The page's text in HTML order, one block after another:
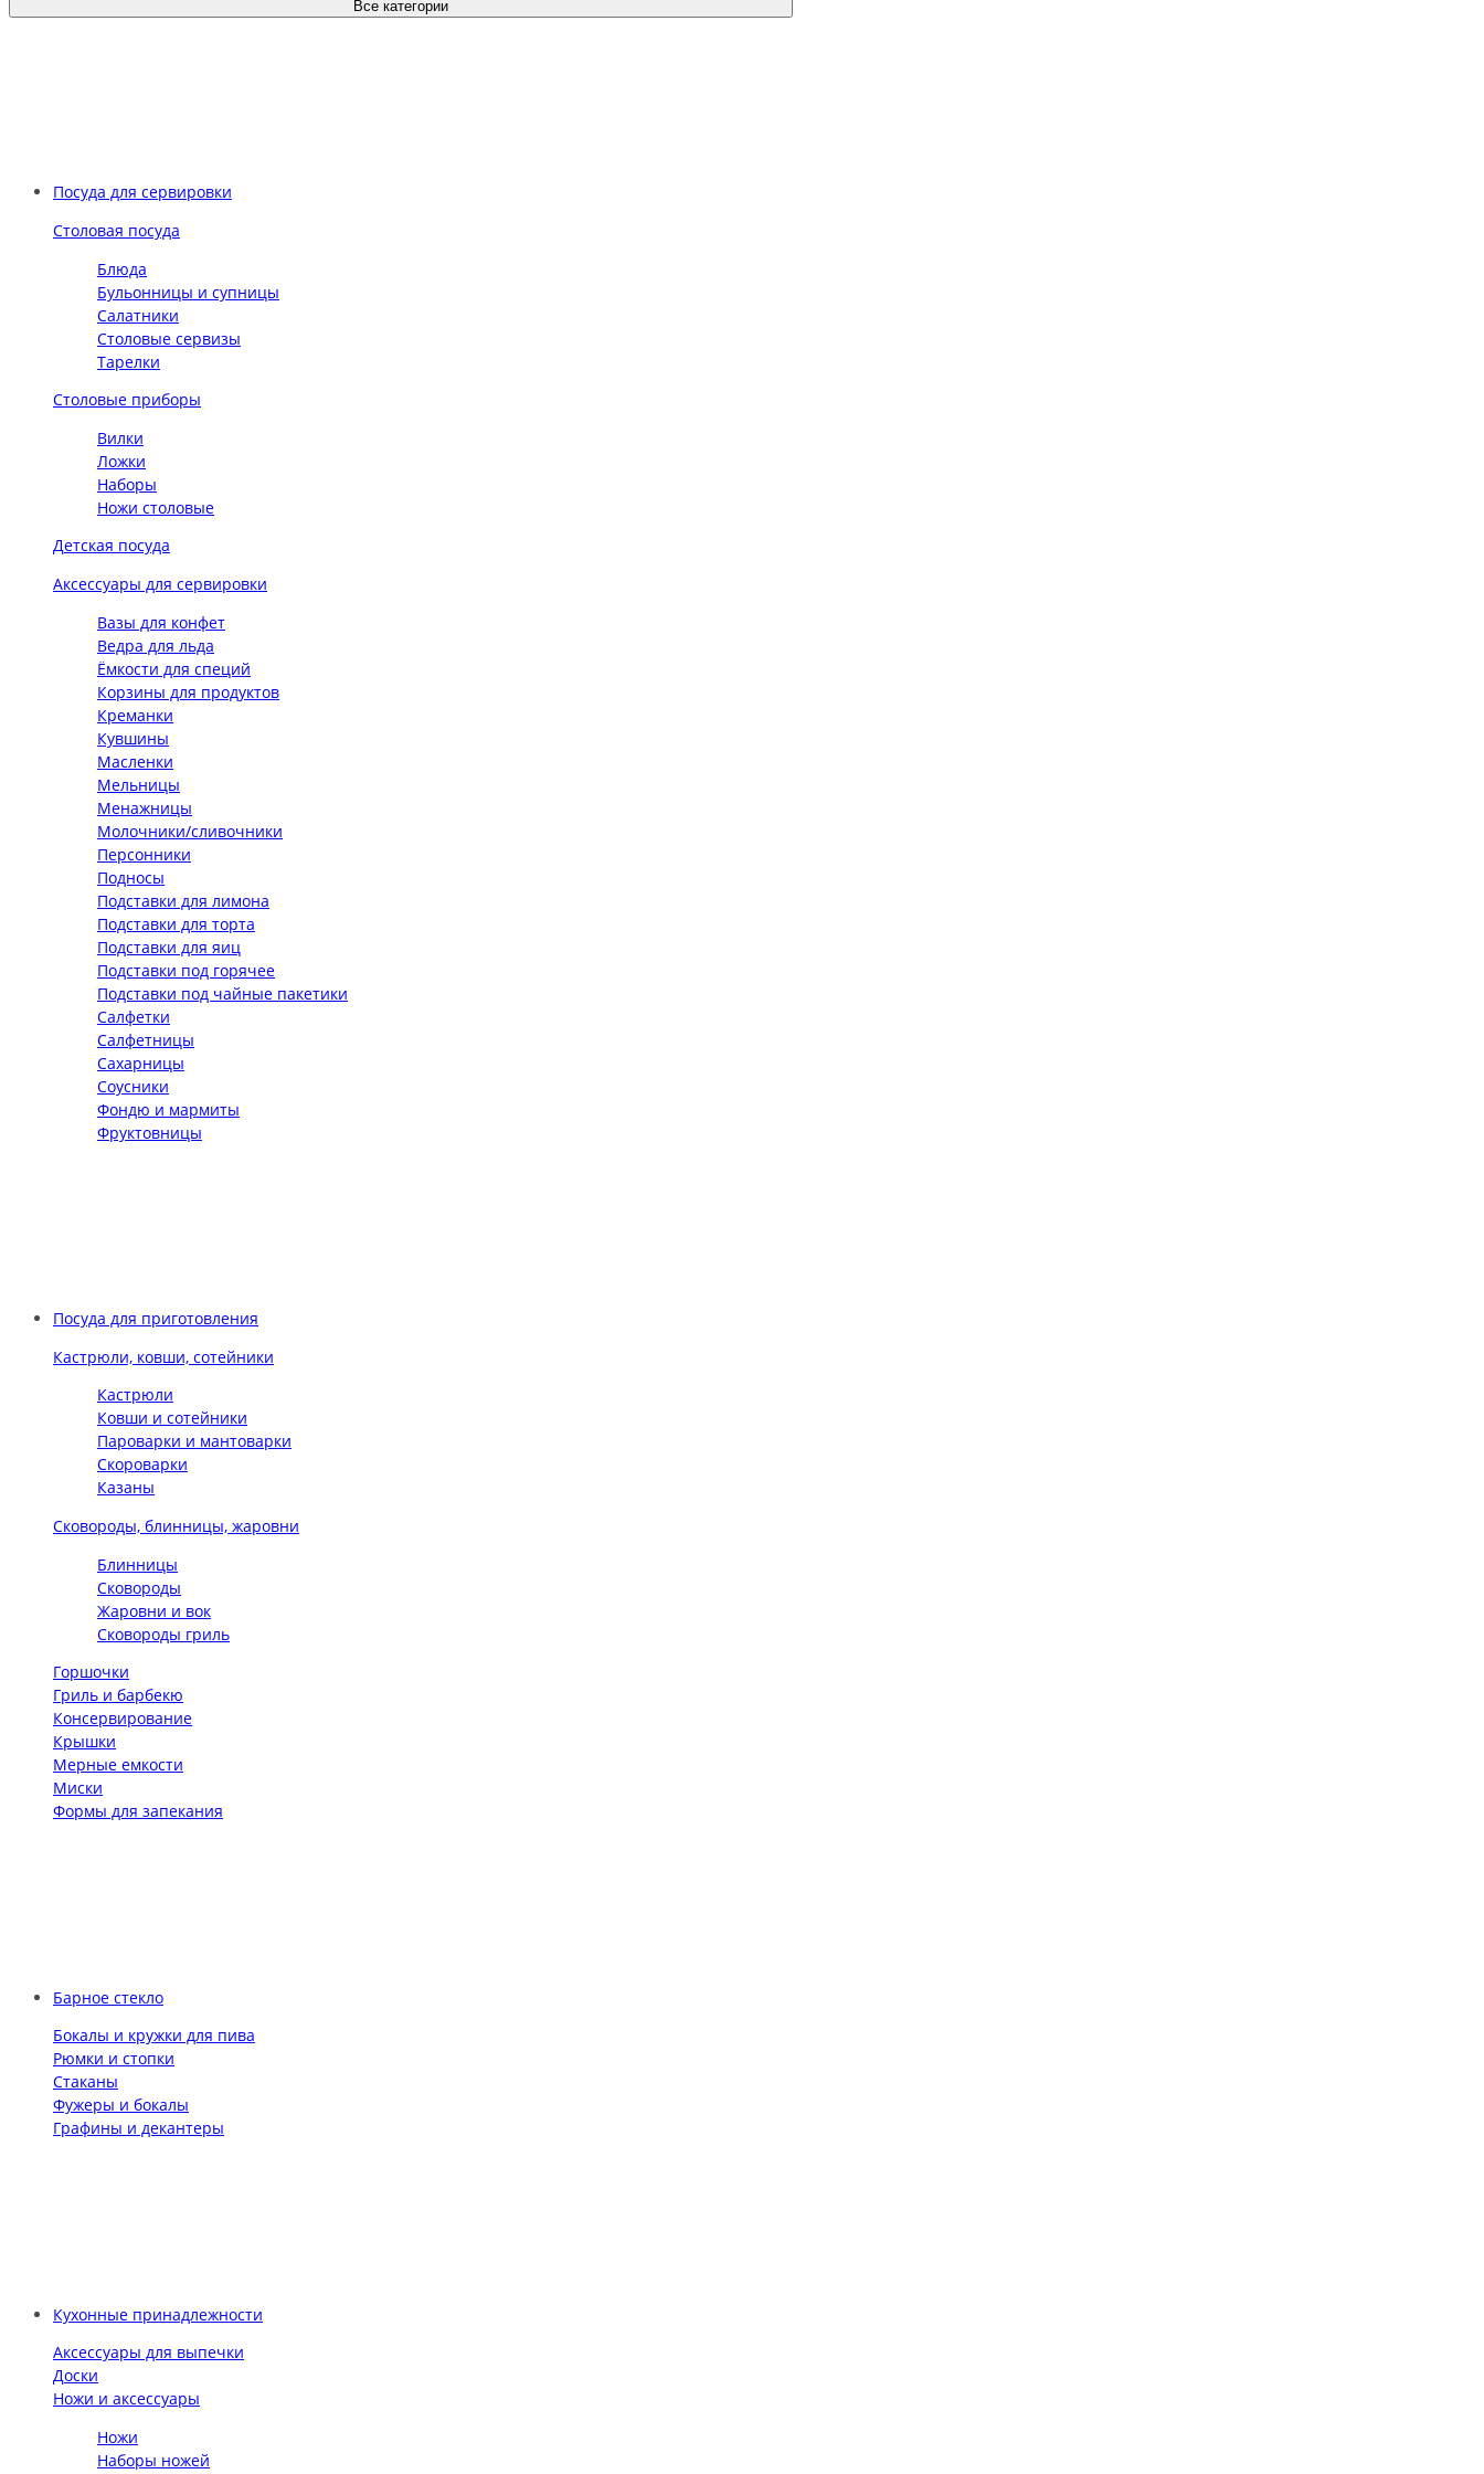
Все категории
Посуда для сервировки
Столовая посуда
Блюда
Бульонницы и супницы
Салатники
Столовые сервизы
Тарелки
Столовые приборы
Вилки
Ложки
Наборы
Ножи столовые
Детская посуда
Аксессуары для сервировки
Вазы для конфет
Ведра для льда
Ёмкости для специй
Корзины для продуктов
Креманки
Кувшины
Масленки
Мельницы
Менажницы
Молочники/сливочники
Персонники
Подносы
Подставки для лимона
Подставки для торта
Подставки для яиц
Подставки под горячее
Подставки под чайные пакетики
Салфетки
Салфетницы
Сахарницы
Соусники
Фондю и мармиты
Фруктовницы
Посуда для приготовления
Кастрюли, ковши, сотейники
Кастрюли
Ковши и сотейники
Пароварки и мантоварки
Скороварки
Казаны
Сковороды, блинницы, жаровни
Блинницы
Сковороды
Жаровни и вок
Сковороды гриль
Горшочки
Гриль и барбекю
Консервирование
Крышки
Мерные емкости
Миски
Формы для запекания
Барное стекло
Бокалы и кружки для пива
Рюмки и стопки
Стаканы
Фужеры и бокалы
Графины и декантеры
Кухонные принадлежности
Аксессуары для выпечки
Доски
Ножи и аксессуары
Ножи
Наборы ножей